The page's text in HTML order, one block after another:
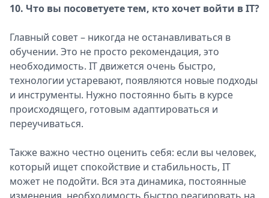
10. Что вы посоветуете тем, кто хочет войти в IT?
Главный совет – никогда не останавливаться в
обучении. Это не просто рекомендация, это
необходимость. IT движется очень быстро,
технологии устаревают, появляются новые подходы
и инструменты. Нужно постоянно быть в курсе
происходящего, готовым адаптироваться и
переучиваться.
Также важно честно оценить себя: если вы человек,
который ищет спокойствие и стабильность, IT
может не подойти. Вся эта динамика, постоянные